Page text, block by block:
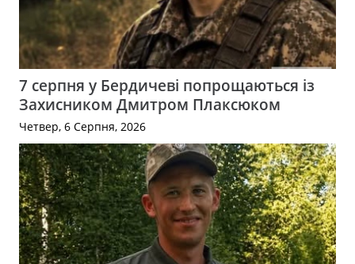
7 серпня у Бердичеві попрощаються із
Захисником Дмитром Плаксюком
Четвер, 6 Серпня, 2026